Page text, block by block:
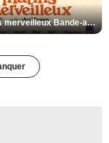
Les Matins merveilleux Bande-annonce VF